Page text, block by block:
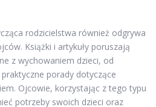
rodzicielstwa również odgrywa
Książki i artykuły poruszają
z wychowaniem dzieci, od
porady dotyczące
Ojcowie, korzystając z tego typu
potrzeby swoich dzieci oraz